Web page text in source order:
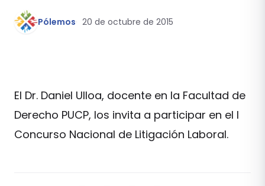
Pólemos 20 de octubre de 2015
El Dr. Daniel Ulloa, docente en la Facultad de
Derecho PUCP, los invita a participar en el I
Concurso Nacional de Litigación Laboral.